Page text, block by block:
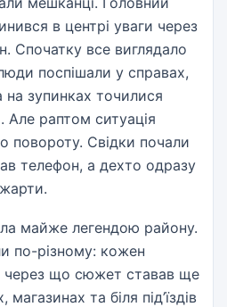
в центрі уваги через
Спочатку все виглядало
поспішали у справах,
зупинках точилися
Але раптом ситуація
повороту. Свідки почали
телефон, а дехто одразу
майже легендою району.
по-різному: кожен
через що сюжет ставав ще
та біля під’їздів